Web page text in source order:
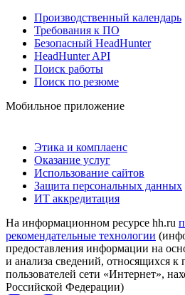
Производственный календарь
Требования к ПО
Безопасный HeadHunter
HeadHunter API
Поиск работы
Поиск по резюме
Мобильное приложение
Этика и комплаенс
Оказание услуг
Использование сайтов
Защита персональных данных
ИТ аккредитация
На информационном ресурсе hh.ru
рекомендательные технологии
предоставления информации на
и анализа сведений, относящихся к
пользователей сети «Интернет»,
Российской Федерации)